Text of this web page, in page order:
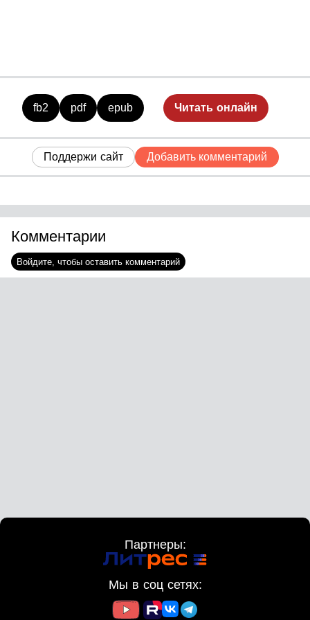
fb2 pdf epub Читать онлайн
Поддержи сайт Добавить комментарий
Комментарии
Войдите, чтобы оставить комментарий
Партнеры:
Мы в соц сетях: